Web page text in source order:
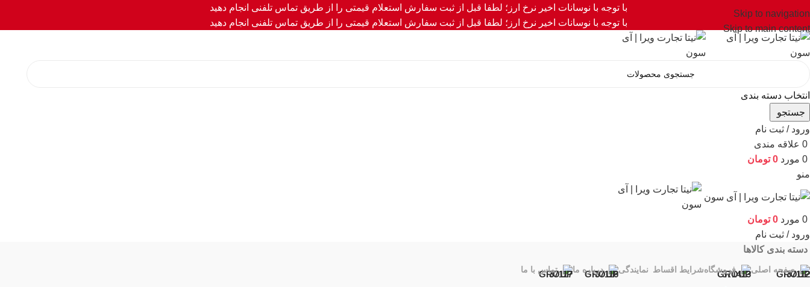
Skip to navigation
Skip to main content
با توجه با نوسانات اخیر نرخ ارز؛ لطفا قبل از ثبت سفارش استعلام قیمتی را از طریق تماس تلفنی انجام دهید
با توجه با نوسانات اخیر نرخ ارز؛ لطفا قبل از ثبت سفارش استعلام قیمتی را از طریق تماس تلفنی انجام دهید
انتخاب دسته بندی
جستجو
ورود / ثبت نام
0 علاقه مندی
0 مورد 0 تومان
منو
0 مورد 0 تومان
ورود / ثبت نام
دسته بندی کالاها
صفحه اصلی فروشگاهشرایط اقساط نمایندگی درباره ما تماس با ما